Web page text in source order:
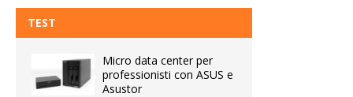
TEST
Micro data center per
professionisti con ASUS e
Asustor